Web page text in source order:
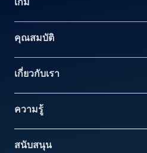
คุณสมบัติ
เกี่ยวกับเรา
ความรู้
สนับสนุน